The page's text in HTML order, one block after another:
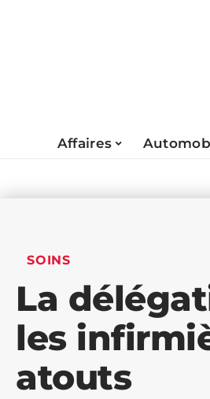
Affaires
SOINS
La
les
atouts